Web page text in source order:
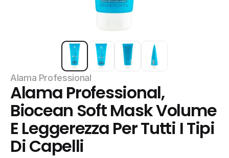
Alama Professional
Alama Professional,
Biocean Soft Mask Volume
E Leggerezza Per Tutti I Tipi
Di Capelli